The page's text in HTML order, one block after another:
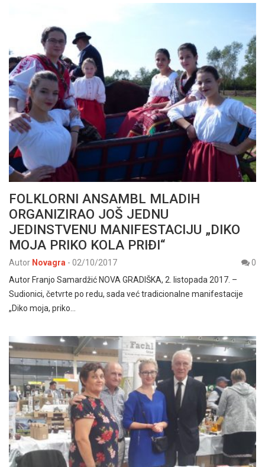
FOLKLORNI ANSAMBL MLADIH
ORGANIZIRAO JOŠ JEDNU
JEDINSTVENU MANIFESTACIJU „DIKO
MOJA PRIKO KOLA PRIĐI“
Autor Novagra - 02/10/2017
0
Autor Franjo Samardžić NOVA GRADIŠKA, 2. listopada 2017. –
Sudionici, četvrte po redu, sada već tradicionalne manifestacije
„Diko moja, priko…